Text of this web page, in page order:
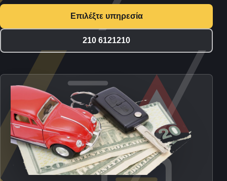
Επιλέξτε υπηρεσία
210 6121210